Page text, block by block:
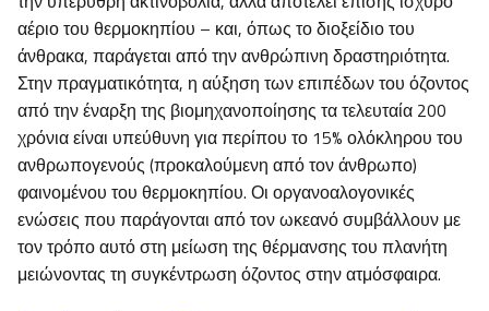
αέριο του θερμοκηπίου – και, όπως το διοξείδιο του
άνθρακα, παράγεται από την ανθρώπινη δραστηριότητα.
Στην πραγματικότητα, η αύξηση των επιπέδων του όζοντος
από την έναρξη της βιομηχανοποίησης τα τελευταία 200
χρόνια είναι υπεύθυνη για περίπου το 15% ολόκληρου του
ανθρωπογενούς (προκαλούμενη από τον άνθρωπο)
φαινομένου του θερμοκηπίου. Οι οργανοαλογονικές
ενώσεις που παράγονται από τον ωκεανό συμβάλλουν με
τον τρόπο αυτό στη μείωση της θέρμανσης του πλανήτη
μειώνοντας τη συγκέντρωση όζοντος στην ατμόσφαιρα.